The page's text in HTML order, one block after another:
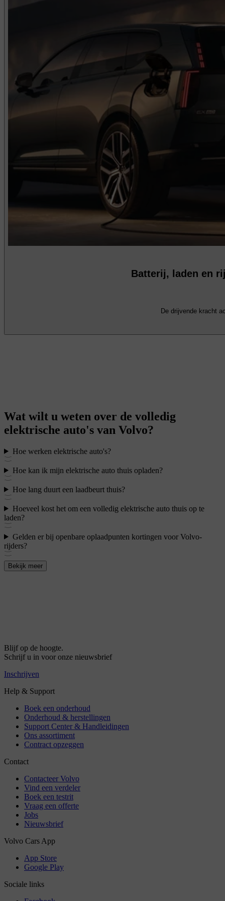
Batterij, laden en
De drijvende kracht
Wat wilt u weten over de volledig
elektrische auto's van Volvo?
Hoe werken elektrische auto's?
Hoe kan ik mijn elektrische auto thuis opladen?
Hoe lang duurt een laadbeurt thuis?
Hoeveel kost het om een volledig elektrische auto thuis op te
laden?
Gelden er bij openbare oplaadpunten kortingen voor Volvo-
rijders?
Bekijk meer